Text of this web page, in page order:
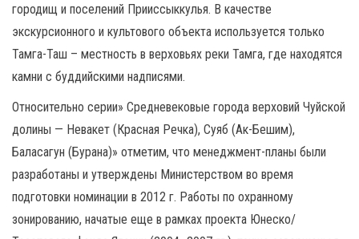
городищ и поселений Прииссыккулья. В качестве
экскурсионного и культового объекта используется только
Тамга-Таш – местность в верховьях реки Тамга, где находятся
камни с буддийскими надписями.
Относительно серии» Средневековые города верховий Чуйской
долины — Невакет (Красная Речка), Суяб (Ак-Бешим),
Баласагун (Бурана)» отметим, что менеджмент-планы были
разработаны и утверждены Министерством во время
подготовки номинации в 2012 г. Работы по охранному
зонированию, начатые еще в рамках проекта Юнеско/